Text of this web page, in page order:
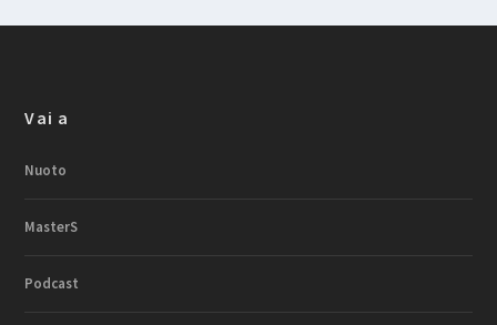
Vai a
Nuoto
MasterS
Podcast